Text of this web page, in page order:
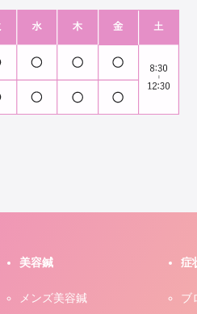
美容鍼
メンズ美容鍼
症
ブ